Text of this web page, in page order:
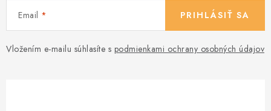
Email
Vložením e-mailu súhlasíte s podmienkami ochrany osobných údajov
PRIHLÁSIŤ SA